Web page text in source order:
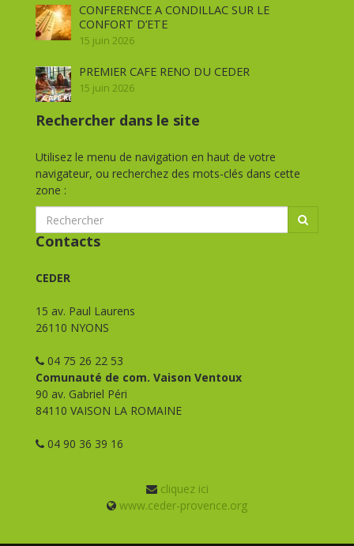
CONFERENCE A CONDILLAC SUR LE
CONFORT D’ETE
15 juin 2026
PREMIER CAFE RENO DU CEDER
15 juin 2026
Rechercher dans le site
Utilisez le menu de navigation en haut de votre
navigateur, ou recherchez des mots-clés dans cette
zone :
Contacts
CEDER
15 av. Paul Laurens
26110 NYONS
04 75 26 22 53
Comunauté de com. Vaison Ventoux
90 av. Gabriel Péri
84110 VAISON LA ROMAINE
04 90 36 39 16
cliquez ici
www.ceder-provence.org